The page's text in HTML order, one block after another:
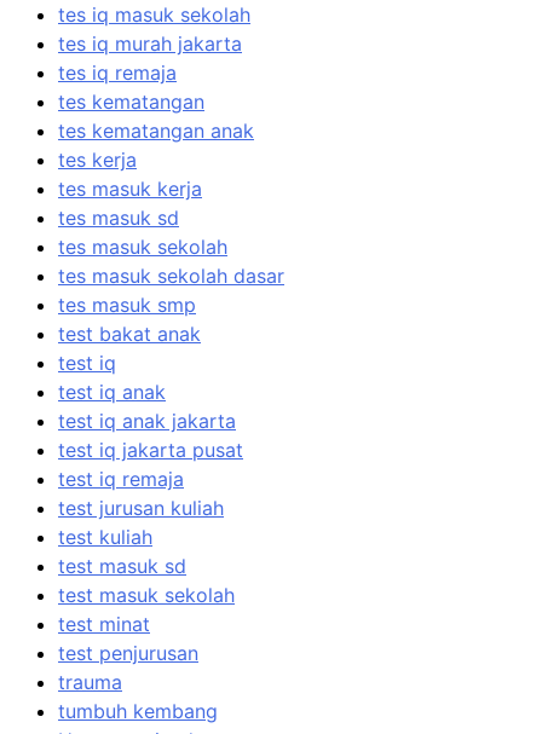
tes iq masuk sekolah
tes iq murah jakarta
tes iq remaja
tes kematangan
tes kematangan anak
tes kerja
tes masuk kerja
tes masuk sd
tes masuk sekolah
tes masuk sekolah dasar
tes masuk smp
test bakat anak
test iq
test iq anak
test iq anak jakarta
test iq jakarta pusat
test iq remaja
test jurusan kuliah
test kuliah
test masuk sd
test masuk sekolah
test minat
test penjurusan
trauma
tumbuh kembang